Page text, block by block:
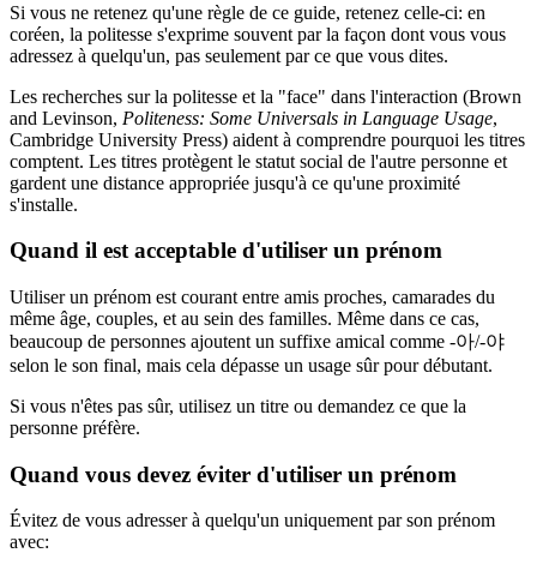
Si vous ne retenez qu'une règle de ce guide, retenez celle-ci: en
coréen, la politesse s'exprime souvent par la façon dont vous vous
adressez à quelqu'un, pas seulement par ce que vous dites.
Les recherches sur la politesse et la "face" dans l'interaction (Brown
and Levinson, Politeness: Some Universals in Language Usage,
Cambridge University Press) aident à comprendre pourquoi les titres
comptent. Les titres protègent le statut social de l'autre personne et
gardent une distance appropriée jusqu'à ce qu'une proximité
s'installe.
Quand il est acceptable d'utiliser un prénom
Utiliser un prénom est courant entre amis proches, camarades du
même âge, couples, et au sein des familles. Même dans ce cas,
beaucoup de personnes ajoutent un suffixe amical comme -아/-야
selon le son final, mais cela dépasse un usage sûr pour débutant.
Si vous n'êtes pas sûr, utilisez un titre ou demandez ce que la
personne préfère.
Quand vous devez éviter d'utiliser un prénom
Évitez de vous adresser à quelqu'un uniquement par son prénom
avec: